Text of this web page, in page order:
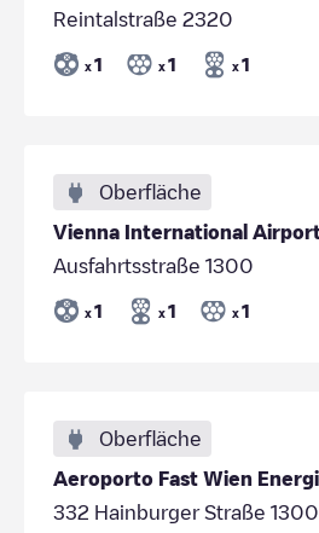
Reintalstraße 2320
x 1 x 1 x 1
Oberfläche
Ausfahrtsstraße 1300
x 1 x 1 x 1
Oberfläche
332 Hainburger Straße 1300